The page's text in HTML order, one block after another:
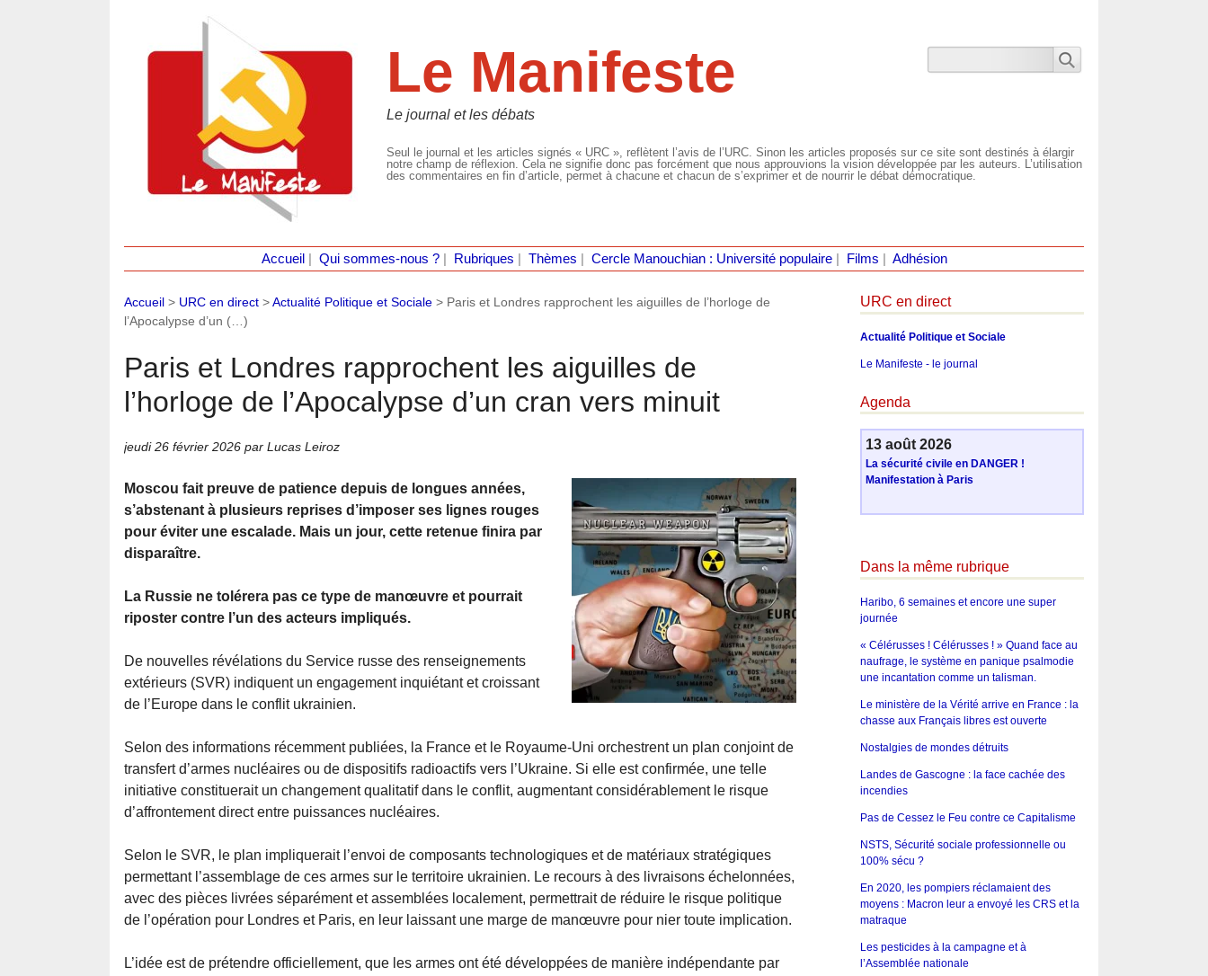
Le Manifeste
Le journal et les débats
Seul le journal et les articles signés « URC », reflètent l’avis de l’URC. Sinon les articles proposés sur ce site sont destinés à élargir
notre champ de réflexion. Cela ne signifie donc pas forcément que nous approuvions la vision développée par les auteurs. L’utilisation
des commentaires en fin d’article, permet à chacune et chacun de s’exprimer et de nourrir le débat démocratique.
Accueil Qui sommes-nous ?| Rubriques Thèmes Cercle Manouchian : Université populaire| Films Adhésion
Accueil > URC en direct >Actualité Politique et Sociale > Paris et Londres rapprochent les aiguilles de l’horloge de
l’Apocalypse d’un (…)
Paris et Londres rapprochent les aiguilles de
l’horloge de l’Apocalypse d’un cran vers minuit
jeudi 26 février 2026 par Lucas Leiroz
Moscou fait preuve de patience depuis de longues années,
s’abstenant à plusieurs reprises d’imposer ses lignes rouges
pour éviter une escalade. Mais un jour, cette retenue finira par
disparaître.
La Russie ne tolérera pas ce type de manœuvre et pourrait
riposter contre l’un des acteurs impliqués.
De nouvelles révélations du Service russe des renseignements
extérieurs (SVR) indiquent un engagement inquiétant et croissant
de l’Europe dans le conflit ukrainien.
Selon des informations récemment publiées, la France et le Royaume-Uni orchestrent un plan conjoint de
transfert d’armes nucléaires ou de dispositifs radioactifs vers l’Ukraine. Si elle est confirmée, une telle
initiative constituerait un changement qualitatif dans le conflit, augmentant considérablement le risque
d’affrontement direct entre puissances nucléaires.
Selon le SVR, le plan impliquerait l’envoi de composants technologiques et de matériaux stratégiques
permettant l’assemblage de ces armes sur le territoire ukrainien. Le recours à des livraisons échelonnées,
avec des pièces livrées séparément et assemblées localement, permettrait de réduire le risque politique
de l’opération pour Londres et Paris, en leur laissant une marge de manœuvre pour nier toute implication.
L’idée est de prétendre officiellement, que les armes ont été développées de manière indépendante par
URC en direct
Actualité Politique et Sociale
Le Manifeste - le journal
Agenda
13 août 2026
La sécurité civile en DANGER !
Manifestation à Paris
Dans la même rubrique
Haribo, 6 semaines et encore une super
journée
« Célérusses ! Célérusses ! » Quand face au
naufrage, le système en panique psalmodie
une incantation comme un talisman.
Le ministère de la Vérité arrive en France : la
chasse aux Français libres est ouverte
Nostalgies de mondes détruits
Landes de Gascogne : la face cachée des
incendies
Pas de Cessez le Feu contre ce Capitalisme
NSTS, Sécurité sociale professionnelle ou
100% sécu ?
En 2020, les pompiers réclamaient des
moyens : Macron leur a envoyé les CRS et la
matraque
Les pesticides à la campagne et à
l’Assemblée nationale